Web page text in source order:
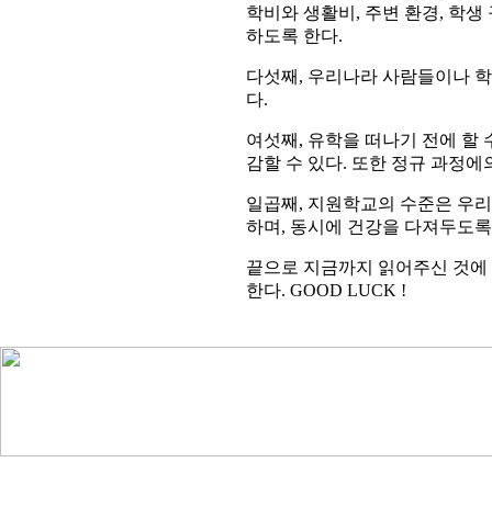
학비와 생활비, 주변 환경, 학
하도록 한다.
다섯째, 우리나라 사람들이나
다.
여섯째, 유학을 떠나기 전에 할
감할 수 있다. 또한 정규 과정
일곱째, 지원학교의 수준은 우
하며, 동시에 건강을 다져두도
끝으로 지금까지 읽어주신 것
한다. GOOD LUCK !